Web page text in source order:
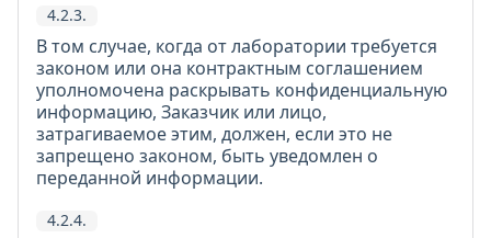
4.2.3.
В том случае, когда от лаборатории требуется
законом или она контрактным соглашением
уполномочена раскрывать конфиденциальную
информацию, Заказчик или лицо,
затрагиваемое этим, должен, если это не
запрещено законом, быть уведомлен о
переданной информации.
4.2.4.